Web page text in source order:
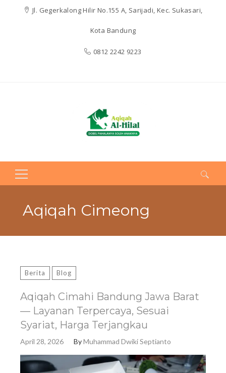
Jl. Gegerkalong Hilir No.155 A, Sarijadi, Kec. Sukasari,
Kota Bandung
0812 2242 9223
Search
Aqiqah Cimeong
Berita Blog
Aqiqah Cimahi Bandung Jawa Barat
— Layanan Terpercaya, Sesuai
Syariat, Harga Terjangkau
April 28, 2026 ByMuhammad Dwiki Septianto